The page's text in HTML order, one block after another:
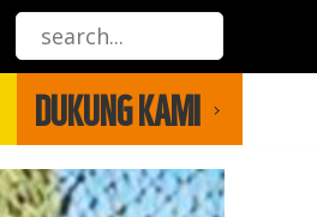
DUKUNG KAMI